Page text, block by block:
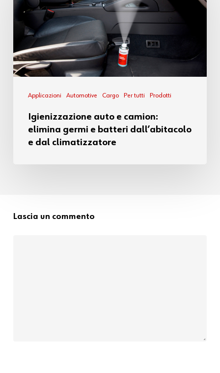
Applicazioni Automotive Cargo Per tutti Prodotti
Igienizzazione auto e camion:
elimina germi e batteri dall’abitacolo
e dal climatizzatore
Lascia un commento